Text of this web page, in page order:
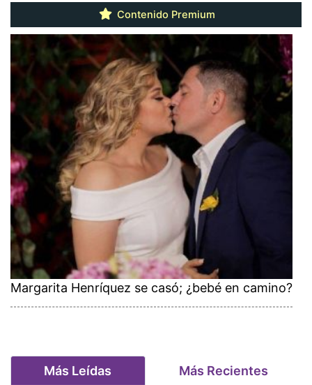
Contenido Premium
Margarita Henríquez se casó; ¿bebé en camino?
Más Leídas Más Recientes